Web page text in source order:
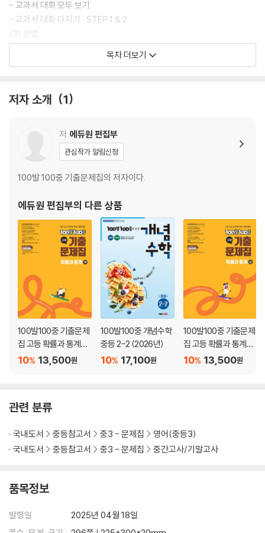
- 교과서 대화 모두 보기
- 교과서 대화 다지기 : STEP 1 & 2
(3) 문법
- 교과서 속 핵심 문법
- 교과서 속 핵심 본문
- 교과서 속 기타 지문
(5) Lesson 03 실전문제
- 영역별 실력 굳히기 : 어휘, 대화, 문법, 독해
- 학교 시험 100점 맞기 STEP 1
- 서술형으로 끝내기 + 창의 서술형
(6) Lesson 03 본문 암기
- 교과서 본문 손으로 익히기
Lesson 04 Dreaming of My Future
(1) 어휘
- 교과서 속 핵심 어휘
- 교과서 어휘 다지기 : STEP 1 & 2
(2) 대화
- 교과서 속 핵심 대화
- 교과서 대화 모두 보기
- 교과서 대화 다지기 : STEP 1 & 2
- 교과서 핵심 문법 다지기
(4) 본문
- 교과서 속 핵심 본문
(5) Lesson 04 실전문제
- 학교 시험 100점 맞기 STEP 1
목차 더보기
저자 소개 1
저 에듀원 편집부
관심작가 알림신청
100발 100중 기출문제집의 저자이다.
에듀원 편집부의 다른 상품
100발100중 기출문제
집 고등 확률과 통계
(하) (2026년)
13,500원
10%
100발100중 개념수학
중등 2-2 (2026년)
17,100원
10%
100발100중 기출문제
집 고등 확률과 통계
(상) (2026년)
13,500원
10%
관련 분류
국내도서 중등참고서 중3 - 문제집
영어(중등3)
국내도서
중등참고서 중3 - 문제집 중간고사/기말고사
품목정보
발행일
2025년 04월 18일